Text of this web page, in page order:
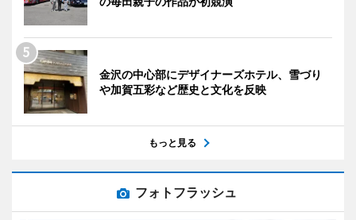
金沢の中心部にデザイナーズホテル、雪づり
や加賀五彩など歴史と文化を反映
もっと見る
フォトフラッシュ